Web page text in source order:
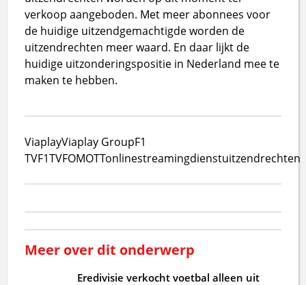
verkoop aangeboden. Met meer abonnees voor
de huidige uitzendgemachtigde worden de
uitzendrechten meer waard. En daar lijkt de
huidige uitzonderingspositie in Nederland mee te
maken te hebben.
ViaplayViaplay GroupF1
TVF1TVFOMOTTonlinestreamingdienstuitzendrechten
Meer over dit onderwerp
Eredivisie verkocht voetbal alleen uit